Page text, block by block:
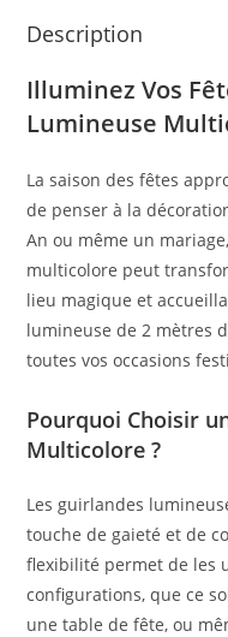
Description
Illuminez Vos
Lumineuse
La saison des fêtes
de penser à la
An ou même un
multicolore peut
lieu magique et
lumineuse de 2 mètres
toutes vos occasions
Pourquoi Choisir
Multicolore ?
Les guirlandes
touche de gaieté et de
flexibilité permet de les
configurations, que ce
une table de fête, ou